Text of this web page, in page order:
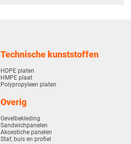
Technische kunststoffen
HDPE platen
HMPE plaat
Polypropyleen platen
Overig
Gevelbekleding
Sandwichpanelen
Akoestiche panelen
Staf, buis en profiel